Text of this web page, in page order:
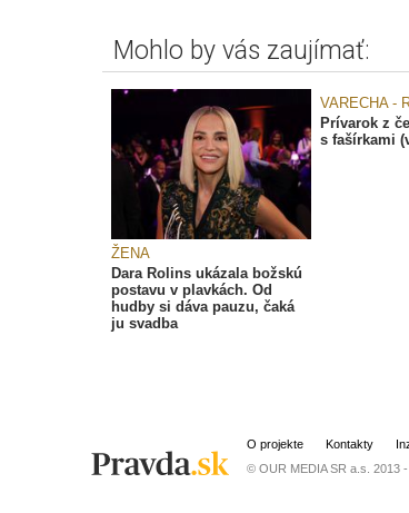
Mohlo by vás zaujímať:
ŽENA
Dara Rolins ukázala božskú
postavu v plavkách. Od
hudby si dáva pauzu, čaká
ju svadba
VARECHA -
Prívarok z
s fašírkami
O projekte Kontakty
© OUR MEDIA SR a.s. 2013